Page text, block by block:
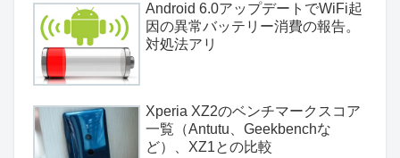
Android 6.0アップデートでWiFi起
因の異常バッテリー消費の報告。
対処法アリ
Xperia XZ2のベンチマークスコア
一覧（Antutu、Geekbenchな
ど）、XZ1との比較